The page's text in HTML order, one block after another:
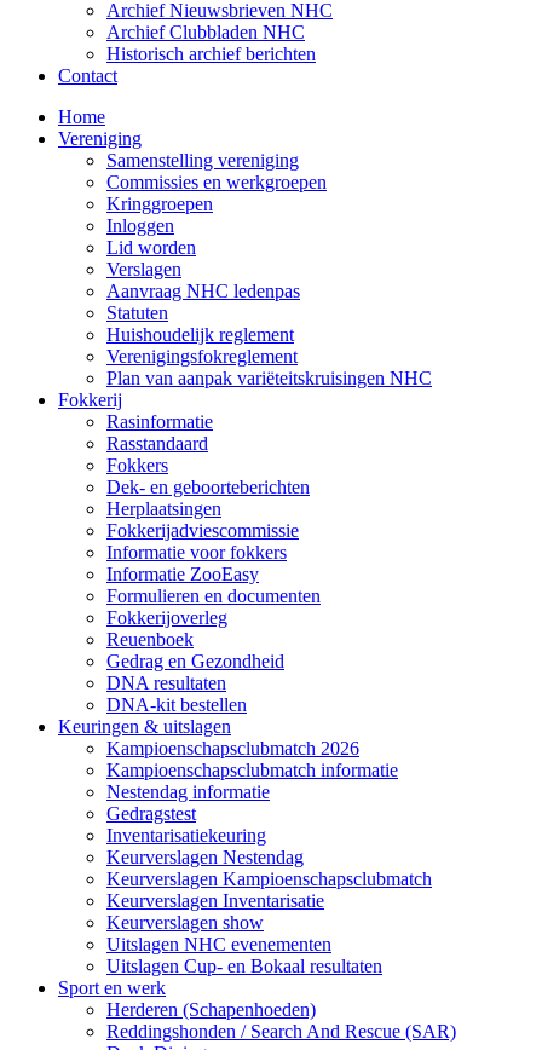
Archief Nieuwsbrieven NHC
Archief Clubbladen NHC
Historisch archief berichten
Contact
Home
Vereniging
Samenstelling vereniging
Commissies en werkgroepen
Kringgroepen
Inloggen
Lid worden
Verslagen
Aanvraag NHC ledenpas
Statuten
Huishoudelijk reglement
Verenigingsfokreglement
Plan van aanpak variëteitskruisingen NHC
Fokkerij
Rasinformatie
Rasstandaard
Fokkers
Dek- en geboorteberichten
Herplaatsingen
Fokkerijadviescommissie
Informatie voor fokkers
Informatie ZooEasy
Formulieren en documenten
Fokkerijoverleg
Reuenboek
Gedrag en Gezondheid
DNA resultaten
DNA-kit bestellen
Keuringen & uitslagen
Kampioenschapsclubmatch 2026
Kampioenschapsclubmatch informatie
Nestendag informatie
Gedragstest
Inventarisatiekeuring
Keurverslagen Nestendag
Keurverslagen Kampioenschapsclubmatch
Keurverslagen Inventarisatie
Keurverslagen show
Uitslagen NHC evenementen
Uitslagen Cup- en Bokaal resultaten
Sport en werk
Herderen (Schapenhoeden)
Reddingshonden / Search And Rescue (SAR)